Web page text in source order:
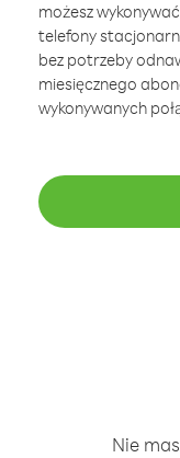
możesz
telefony
bez potrzeby
miesięcznego
wykonywanych
Nie